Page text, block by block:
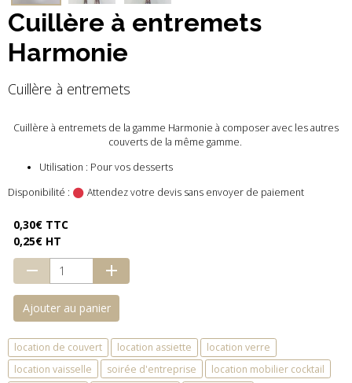
Cuillère à entremets
Harmonie
Cuillère à entremets
Cuillère à entremets de la gamme Harmonie à composer avec les autres
couverts de la même gamme.
Utilisation : Pour vos desserts
Disponibilité :
Attendez votre devis sans envoyer de paiement
0,30€ TTC
0,25€ HT
Ajouter au panier
location de couvert location assiette
location verre
location vaisselle
soirée d'entreprise
location mobilier cocktail